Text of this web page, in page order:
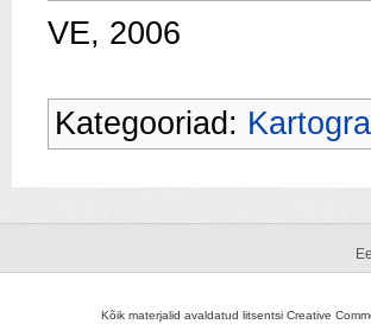
VE, 2006
Kategooriad:
Kõik materjalid avaldatud litsentsi Creative